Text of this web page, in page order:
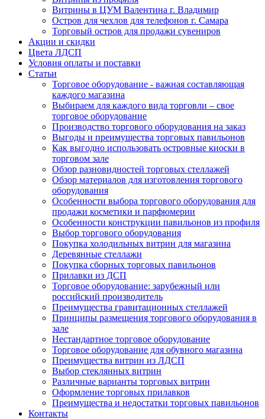
Витрины в ЦУМ Валентина г. Владимир
Остров для чехлов для телефонов г. Самара
Торговый остров для продажи сувениров
Акции и скидки
Цвета ЛДСП
Условия оплаты и поставки
Статьи
Торговое оборудование - важная составляющая
каждого магазина
Выбираем для каждого вида торговли – свое
торговое оборудование
Производство торгового оборудования на заказ
Выгоды и преимущества торговых павильонов
Как выгодно использовать островные киоски в
торговом зале
Обзор разновидностей торговых стеллажей
Обзор материалов для изготовления торгового
оборудования
Особенности выбора торгового оборудования для
продажи косметики и парфюмерии
Особенности конструкции павильонов из профиля
Выбор торгового оборудования
Покупка холодильных витрин для магазина
Деревянные стеллажи
Покупка сборных торговых павильонов
Прилавки из ДСП
Торговое оборудование: зарубежный или
российский производитель
Преимущества гравитационных стеллажей
Принципы размещения торгового оборудования в
зале
Нестандартное торговое оборудование
Торговое оборудование для обувного магазина
Преимущества витрин из ЛДСП
Выбор стеклянных витрин
Различные варианты торговых витрин
Оформление торговых прилавков
Преимущества и недостатки торговых павильонов
Контакты